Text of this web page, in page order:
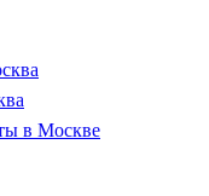
в Москве